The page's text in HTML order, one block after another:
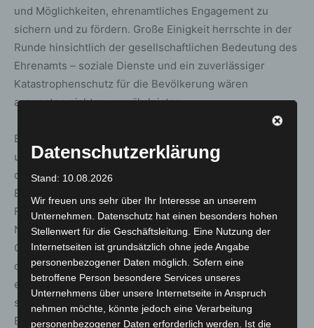
und Möglichkeiten, ehrenamtliches Engagement zu
sichern und zu fördern. Große Einigkeit herrschte in der
Runde hinsichtlich der gesellschaftlichen Bedeutung des
Ehrenamts – soziale Dienste und ein zuverlässiger
Katastrophenschutz für die Bevölkerung wären
ansonsten nicht zu gewährleisten.
Betont wurden aber auch die erforderliche Ausstattung
und Finanzierung für dieses Engagement, denn die Zahl
der Menschen in Notsituationen steige –
Extremwetterlagen, Klimaveränderungen oder
Fluchtbewegungen führten ebenso dazu wie materielle
Nöte oder Vereinsamung. Es brauche Schulungen und
Qualifizierungen sowie eine angemessene Ausrüstung,
damit Ehrenamtliche – vom Jugendbereich bis zu
ehrenamtlichen Führungskräften – nicht nur sicher,
sondern auch mit erkennbarer Wertschätzung ihren
Einsatz leisten können.
Datenschutzerklärung
Stand: 10.08.2026
Wir freuen uns sehr über Ihr Interesse an unserem
Unternehmen. Datenschutz hat einen besonders hohen
Stellenwert für die Geschäftsleitung. Eine Nutzung der
Internetseiten ist grundsätzlich ohne jede Angabe
personenbezogener Daten möglich. Sofern eine
betroffene Person besondere Services unseres
Unternehmens über unsere Internetseite in Anspruch
nehmen möchte, könnte jedoch eine Verarbeitung
personenbezogener Daten erforderlich werden. Ist die